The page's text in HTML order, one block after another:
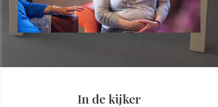
In de kijker